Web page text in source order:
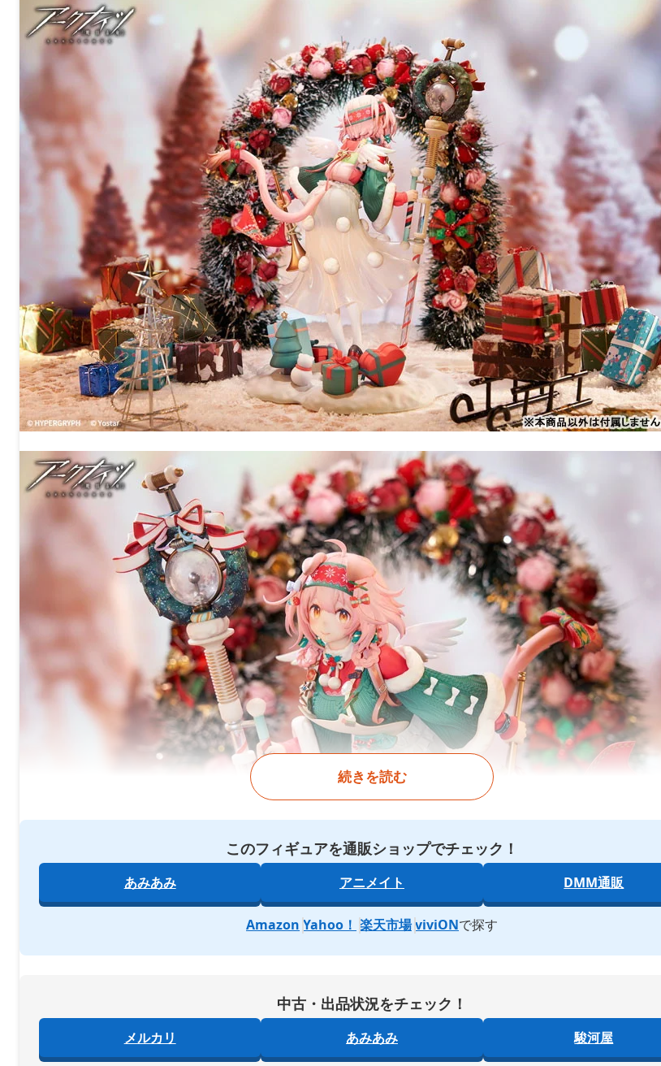
続きを読む
このフィギュアを通販ショップでチェック！
あみあみ アニメイト DMM通販
Amazon Yahoo！ 楽天市場 viviONで探す
中古・出品状況をチェック！
メルカリ あみあみ 駿河屋